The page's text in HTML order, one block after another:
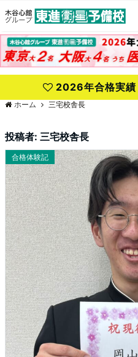
2026年合格実
ホーム 三宅校舎長
投稿者: 三宅校舎長
合格体験記